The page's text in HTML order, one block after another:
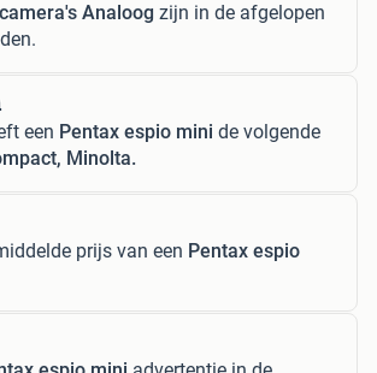
Analoog zijn in de afgelopen
een Pentax espio mini de volgende
Minolta.
prijs van een Pentax espio